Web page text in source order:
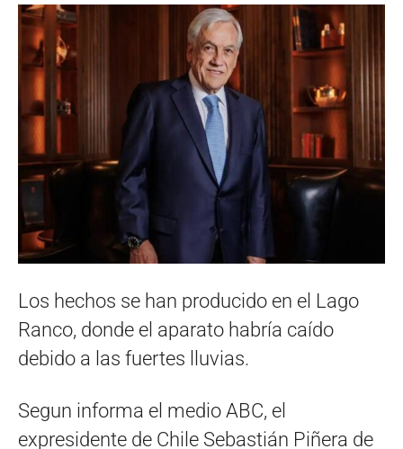
Los hechos se han producido en el Lago
Ranco, donde el aparato habría caído
debido a las fuertes lluvias.
Segun informa el medio ABC, el
expresidente de Chile Sebastián Piñera de